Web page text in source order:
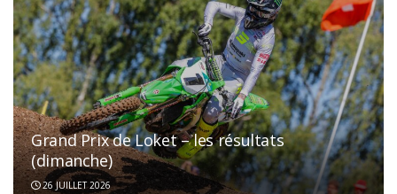
Grand Prix de Loket – les résultats
(dimanche)
26 JUILLET 2026